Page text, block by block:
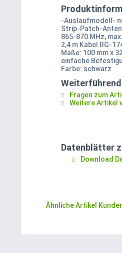
-Auslaufmodell-
Strip-Patch-
865-870 MHz,
2,4 m Kabel RG-
Maße: 100 mm x
einfache
Farbe: schwarz
Fragen zum
Weitere Artikel
Datenblätter
Download
Ähnliche Artikel